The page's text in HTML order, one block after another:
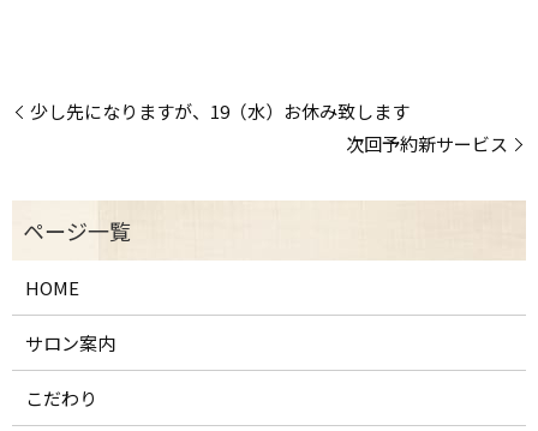
少し先になりますが、19（水）お休み致します
次回予約新サービス
HOME
サロン案内
こだわり